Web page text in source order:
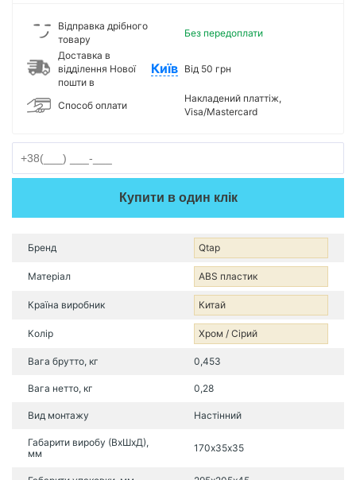
Відправка дрібного
товару
Без передоплати
Доставка в
відділення Нової
пошти в
Київ Від 50 грн
Способ оплати
Накладений платтіж,
Visa/Mastercard
Купити в один клік
Бренд Qtap
Матеріал ABS пластик
Країна виробник Китай
Колір Хром / Сірий
Вага брутто, кг 0,453
Вага нетто, кг 0,28
Вид монтажу Настінний
Габарити виробу (ВхШхД),
мм
170х35х35